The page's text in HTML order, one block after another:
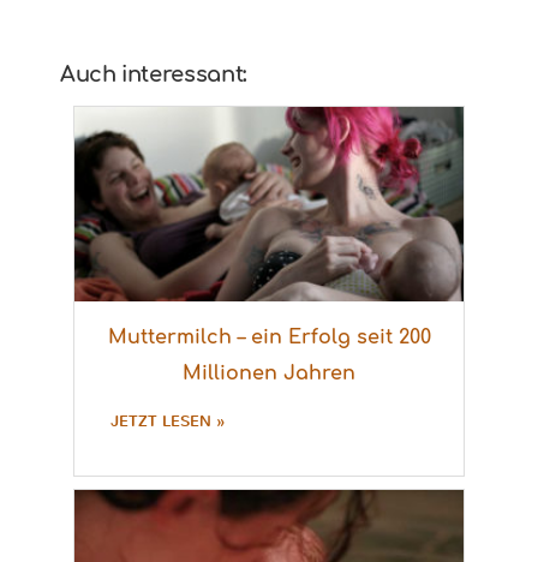
Auch interessant:
Muttermilch – ein Erfolg seit 200
Millionen Jahren
JETZT LESEN »